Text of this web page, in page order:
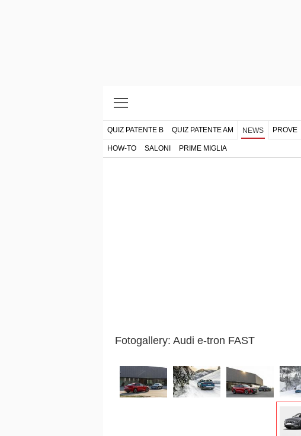
QUIZ PATENTE B QUIZ PATENTE AM NEWS PROVE
HOW-TO SALONI PRIME MIGLIA
Fotogallery: Audi e-tron FAST